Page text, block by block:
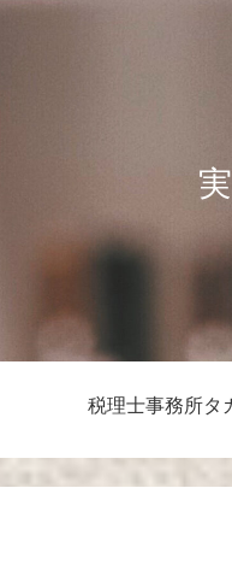
税理士事務所タ